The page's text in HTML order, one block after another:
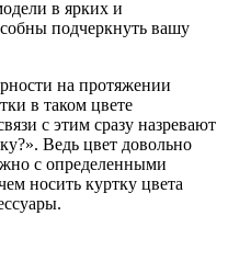
в ярких и
подчеркнуть вашу
на протяжении
в таком цвете
с этим сразу назревают
Ведь цвет довольно
с определенными
носить куртку цвета